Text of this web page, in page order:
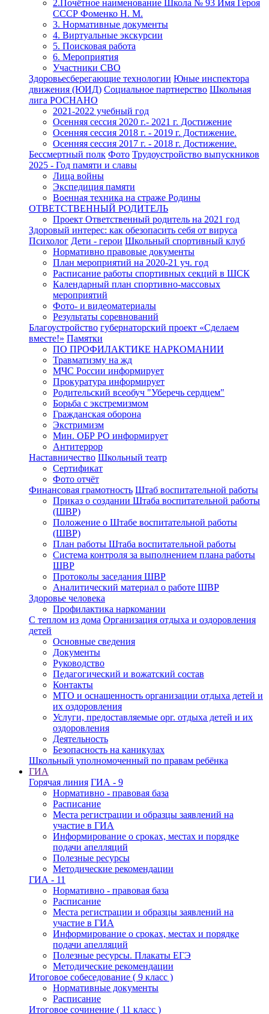
2.Почётное наименование Школа № 93 Имя Героя
СССР Фоменко Н. М.
3. Нормативные документы
4. Виртуальные экскурсии
5. Поисковая работа
6. Мероприятия
Участники СВО
Здоровьесберегающие технологии Юные инспектора
движения (ЮИД) Социальное партнерство Школьная
лига РОСНАНО
2021-2022 учебный год
Осенняя сессия 2020 г.- 2021 г. Достижение
Осенняя сессия 2018 г. - 2019 г. Достижение.
Осенняя сессия 2017 г. - 2018 г. Достижение.
Бессмертный полк Фото Трудоустройство выпускников
2025 - Год памяти и славы
Лица войны
Экспедиция памяти
Военная техника на страже Родины
ОТВЕТСТВЕННЫЙ РОДИТЕЛЬ
Проект Ответственный родитель на 2021 год
Здоровый интерес: как обезопасить себя от вируса
Психолог Дети - герои Школьный спортивный клуб
Нормативно правовые документы
План мероприятий на 2020-21 уч. год
Расписание работы спортивных секций в ШСК
Календарный план спортивно-массовых
мероприятий
Фото- и видеоматериалы
Результаты соревнований
Благоустройство губернаторский проект «Сделаем
вместе!» Памятки
ПО ПРОФИЛАКТИКЕ НАРКОМАНИИ
Травматизму на жд
МЧС России информирует
Прокуратура информирует
Родительский всеобуч "Уберечь сердцем"
Борьба с экстремизмом
Гражданская оборона
Экстримизм
Мин. ОБР РО информирует
Антитеррор
Наставничество Школьный театр
Сертификат
Фото отчёт
Финансовая грамотность Штаб воспитательной работы
Приказ о создании Штаба воспитательной работы
(ШВР)
Положение о Штабе воспитательной работы
(ШВР)
План работы Штаба воспитательной работы
Система контроля за выполнением плана работы
ШВР
Протоколы заседания ШВР
Аналитический материал о работе ШВР
Здоровье человека
Профилактика наркомании
С теплом из дома Организация отдыха и оздоровления
детей
Основные сведения
Документы
Руководство
Педагогический и вожатский состав
Контакты
МТО и оснащенность организации отдыха детей и
их оздоровления
Услуги, предоставляемые орг. отдыха детей и их
оздоровления
Деятельность
Безопасность на каникулах
Школьный уполномоченный по правам ребёнка
ГИА
Горячая линия ГИА - 9
Нормативно - правовая база
Расписание
Места регистрации и образцы заявлений на
участие в ГИА
Информирование о сроках, местах и порядке
подачи апелляций
Полезные ресурсы
Методические рекомендации
ГИА - 11
Нормативно - правовая база
Расписание
Места регистрации и образцы заявлений на
участие в ГИА
Информирование о сроках, местах и порядке
подачи апелляций
Полезные ресурсы. Плакаты ЕГЭ
Методические рекомендации
Итоговое собеседование ( 9 класс )
Нормативные документы
Расписание
Итоговое сочинение ( 11 класс )